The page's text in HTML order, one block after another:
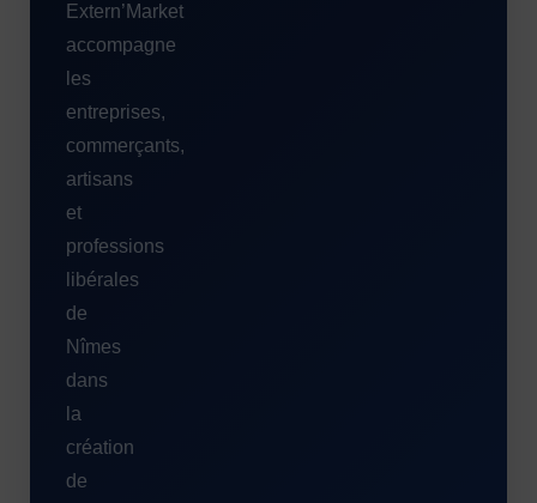
Extern’Market
accompagne
les
entreprises,
commerçants,
artisans
et
professions
libérales
de
Nîmes
dans
la
création
de